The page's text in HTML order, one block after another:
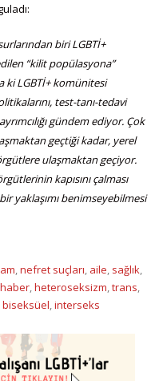
biri LGBTİ+
“kilit popülasyona”
ki LGBTİ+ komünitesi
test-tanı-tedavi
gündem ediyor. Çok
geçtiği kadar, yerel
ulaşmaktan geçiyor.
kapısını çalması
yaklaşımı benimseyebilmesi
,nefret suçları, aile, sağlık,
,heteroseksizm,trans,
biseksüel,interseks